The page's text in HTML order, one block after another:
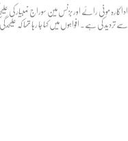
اداکارہ مونی رائے اور بزنس مین سوراج نمبیار کی
سے تردید کی ہے۔ افواہوں میں کہا جا رہا تھا کہ